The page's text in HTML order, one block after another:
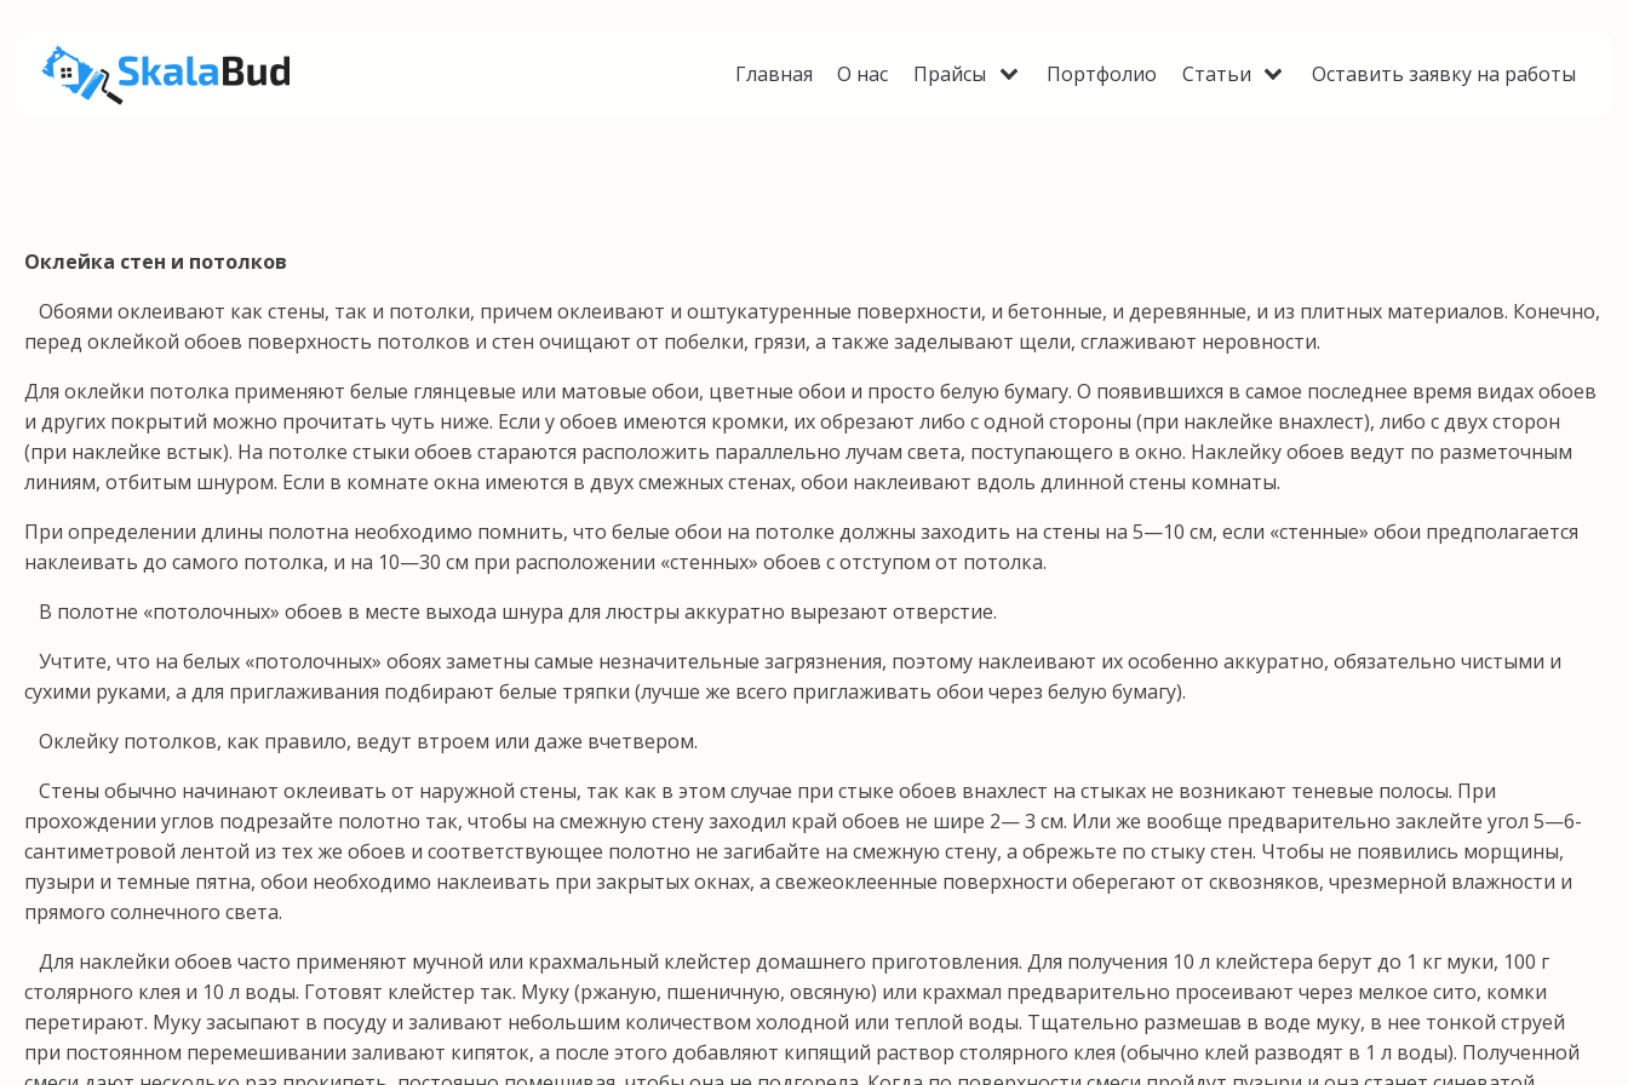
Главная О нас Прайсы Портфолио Статьи Оставить заявку на работы
Оклейка стен и потолков
Обоями оклеивают как стены, так и потолки, при­чем оклеивают и оштукатуренные поверхности, и бе­тонные, и деревянные, и из плитных материалов. Ко­нечно,
перед оклейкой обоев поверхность потолков и стен очищают от побелки, грязи, а также заделывают щели, сглаживают неровности.
Для оклейки потолка применяют белые глянце­вые или матовые обои, цветные обои и просто бе­лую бумагу. О появившихся в самое последнее вре­мя видах обоев
и других покрытий можно прочитать чуть ниже. Если у обоев имеются кромки, их обреза­ют либо с одной стороны (при наклейке внахлест), либо с двух сторон
(при наклейке встык). На потол­ке стыки обоев стараются расположить параллельно лучам света, поступающего в окно. Наклейку обоев ведут по разметочным
линиям, отбитым шнуром. Если в комнате окна имеются в двух смежных сте­нах, обои наклеивают вдоль длинной стены ком­наты.
При определении длины полотна необходимо по­мнить, что белые обои на потолке должны заходить на стены на 5—10 см, если «стенные» обои предпо­лагается
наклеивать до самого потолка, и на 10—30 см при расположении «стенных» обоев с отступом от потолка.
В полотне «потолочных» обоев в месте выхода шну­ра для люстры аккуратно вырезают отверстие.
Учтите, что на белых «потолочных» обоях заметны самые незначительные загрязнения, поэтому наклеи­вают их особенно аккуратно, обязательно чистыми и
сухими руками, а для приглаживания подбирают бе­лые тряпки (лучше же всего приглаживать обои через белую бумагу).
Оклейку потолков, как правило, ведут втроем или даже вчетвером.
Стены обычно начинают оклеивать от наружной стены, так как в этом случае при стыке обоев внах­лест на стыках не возникают теневые полосы. При
прохождении углов подрезайте полотно так, чтобы на смежную стену заходил край обоев не шире 2— 3 см. Или же вообще предварительно заклейте угол 5—6-
сантиметровой лентой из тех же обоев и соответ­ствующее полотно не загибайте на смежную стену, а обрежьте по стыку стен. Чтобы не появились морщи­ны,
пузыри и темные пятна, обои необходимо накле­ивать при закрытых окнах, а свежеоклеенные поверх­ности оберегают от сквозняков, чрезмерной влажно­сти и
прямого солнечного света.
Для наклейки обоев часто применяют мучной или крахмальный клейстер домашнего приготовления. Для получения 10 л клейстера берут до 1 кг муки, 100 г
столярного клея и 10 л воды. Готовят клейстер так. Муку (ржаную, пшеничную, овсяную) или крахмал предварительно просеивают через мелкое сито, ком­ки
перетирают. Муку засыпают в посуду и заливают небольшим количеством холодной или теплой воды. Тщательно размешав в воде муку, в нее тонкой стру­ей
при постоянном перемешивании заливают кипя­ток, а после этого добавляют кипящий раствор сто­лярного клея (обычно клей разводят в 1 л воды). По­лученной